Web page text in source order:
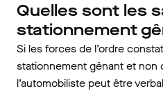
Quelles sont les
stationnement
Si les forces de l’ordre
stationnement gênant et non
l’automobiliste peut être